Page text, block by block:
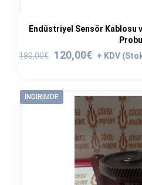
Endüstriyel Sensör Kablosu
Probu
180,00€ Orijinal
120,00€
İNDIRIMDE